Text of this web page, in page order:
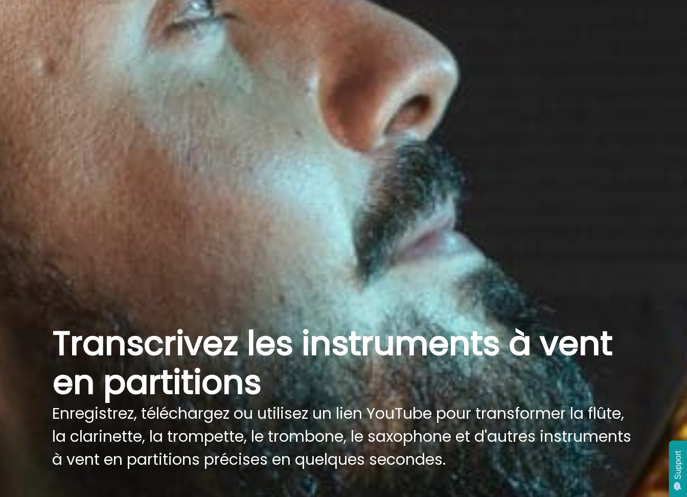
Transcrivez les instruments à vent
en partitions
Enregistrez, téléchargez ou utilisez un lien YouTube pour transformer la flûte,
la clarinette, la trompette, le trombone, le saxophone et d'autres instruments
à vent en partitions précises en quelques secondes.
Support
Support